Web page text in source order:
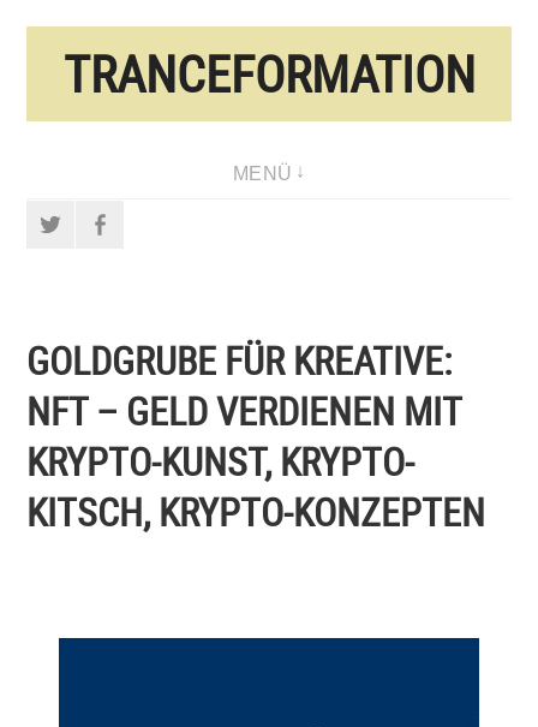
TRANCEFORMATION
MENÜ
Twitter
GOLDGRUBE FÜR KREATIVE:
NFT – GELD VERDIENEN MIT
KRYPTO-KUNST, KRYPTO-
KITSCH, KRYPTO-KONZEPTEN